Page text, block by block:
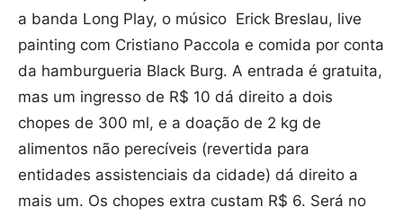
a banda Long Play, o músico Erick Breslau, live
painting com Cristiano Paccola e comida por conta
da hamburgueria Black Burg. A entrada é gratuita,
mas um ingresso de R$ 10 dá direito a dois
chopes de 300 ml, e a doação de 2 kg de
alimentos não perecíveis (revertida para
entidades assistenciais da cidade) dá direito a
mais um. Os chopes extra custam R$ 6. Será no